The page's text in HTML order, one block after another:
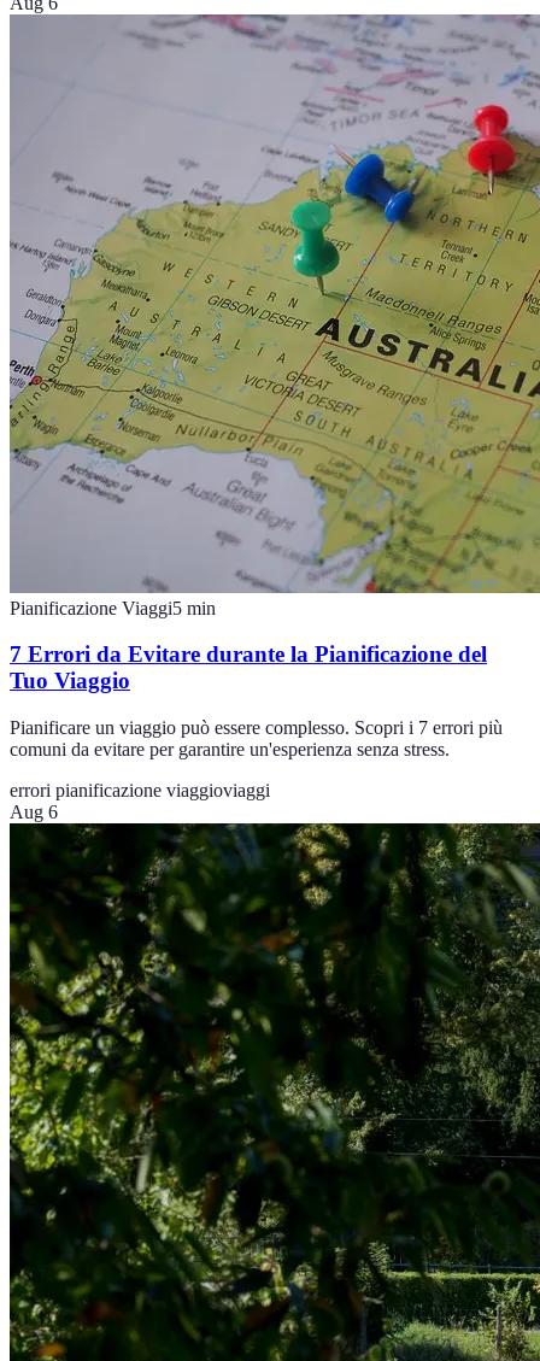
Pianificazione Viaggi5 min
7 Errori da Evitare durante la Pianificazione del
Tuo Viaggio
Pianificare un viaggio può essere complesso. Scopri i 7 errori più
comuni da evitare per garantire un'esperienza senza stress.
errori pianificazione viaggioviaggi
Aug 6